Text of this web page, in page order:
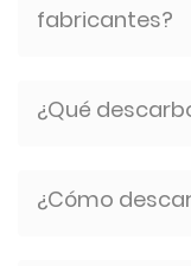
fabricantes?
¿Qué
¿Cómo